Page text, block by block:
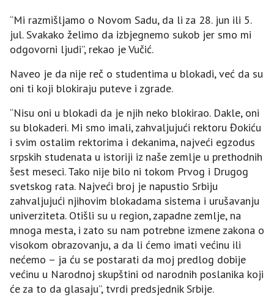
“Mi razmišljamo o Novom Sadu, da li za 28. jun ili 5.
jul. Svakako želimo da izbjegnemo sukob jer smo mi
odgovorni ljudi”, rekao je Vučić.
Naveo je da nije reč o studentima u blokadi, već da su
oni ti koji blokiraju puteve i zgrade.
“Nisu oni u blokadi da je njih neko blokirao. Dakle, oni
su blokaderi. Mi smo imali, zahvaljujući rektoru Đokiću
i svim ostalim rektorima i dekanima, najveći egzodus
srpskih studenata u istoriji iz naše zemlje u prethodnih
šest meseci. Tako nije bilo ni tokom Prvog i Drugog
svetskog rata. Najveći broj je napustio Srbiju
zahvaljujući njihovim blokadama sistema i urušavanju
univerziteta. Otišli su u region, zapadne zemlje, na
mnoga mesta, i zato su nam potrebne izmene zakona o
visokom obrazovanju, a da li ćemo imati većinu ili
nećemo – ja ću se postarati da moj predlog dobije
većinu u Narodnoj skupštini od narodnih poslanika koji
će za to da glasaju”, tvrdi predsjednik Srbije.